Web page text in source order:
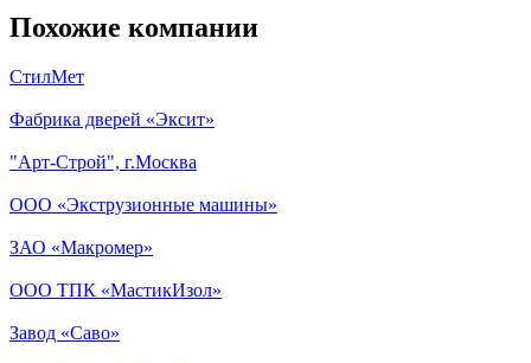
Похожие компании
СтилМет
Фабрика дверей «Эксит»
"Арт-Строй", г.Москва
ООО «Экструзионные машины»
ЗАО «Макромер»
ООО ТПК «МастикИзол»
Завод «Саво»